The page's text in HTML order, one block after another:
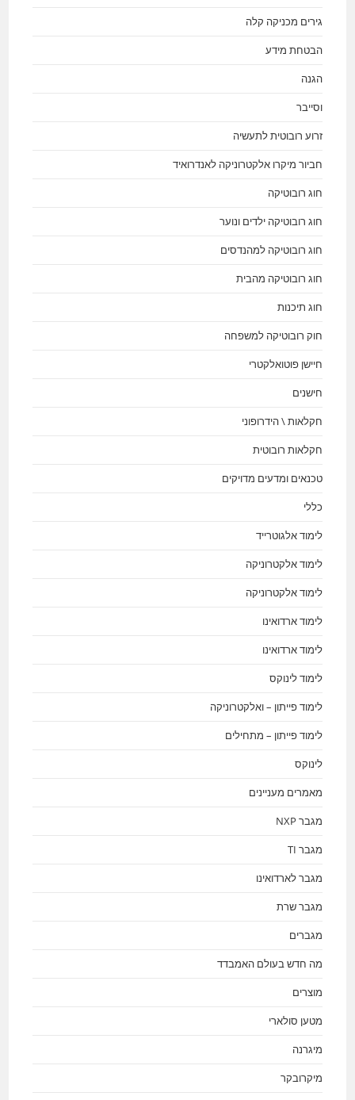
גירים מכניקה קלה
הבטחת מידע
הגנה
וסייבר
זרוע רובוטית לתעשיה
חביור מיקרו אלקטרוניקה לאנדרואיד
חוג רובוטיקה
חוג רובוטיקה ילדים ונוער
חוג רובוטיקה למהנדסים
חוג רובוטיקה מהבית
חוג תיכנות
חוק רובוטיקה למשפחה
חיישן פוטואלקטרי
חישנים
חקלאות \ הידרופוני
חקלאות רובוטית
טכנאים ומדעים מדויקים
כללי
לימוד אלגוטרייד
לימוד אלקטרוניקה
לימוד אלקטרוניקה
לימוד ארדואינו
לימוד ארדואינו
לימוד לינוקס
לימוד פייתון – ואלקטרוניקה
לימוד פייתון – מתחילים
לינוקס
מאמרים מעניינים
מגבר NXP
מגבר TI
מגבר לארדואינו
מגבר שרת
מגברים
מה חדש בעולם האמבדד
מוצרים
מטען סולארי
מיגרנה
מיקרובקר